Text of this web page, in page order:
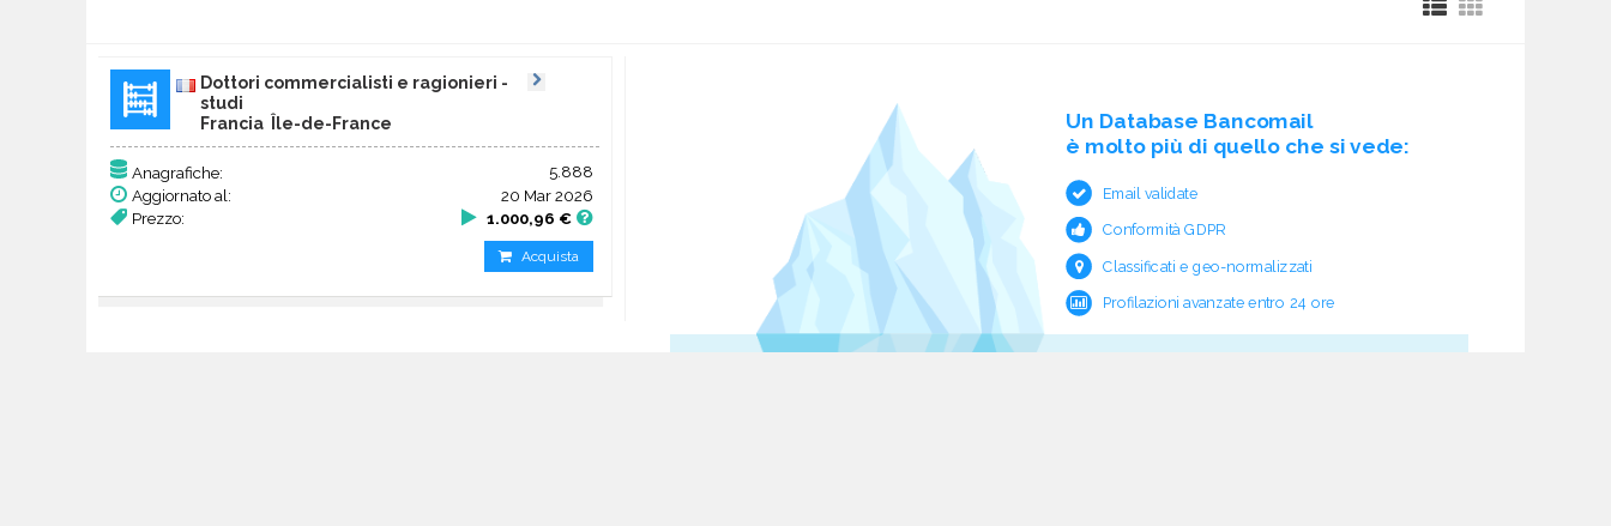
Dottori commercialisti e ragionieri -
studi
Francia Île-de-France
Anagrafiche:
5.888
Aggiornato al:
20 Mar 2026
Prezzo:
1.000,96 €
Acquista
Un Database Bancomail
è molto più di quello che si vede:
Email validate
Conformità GDPR
Classificati e geo-normalizzati
Profilazioni avanzate entro 24 ore